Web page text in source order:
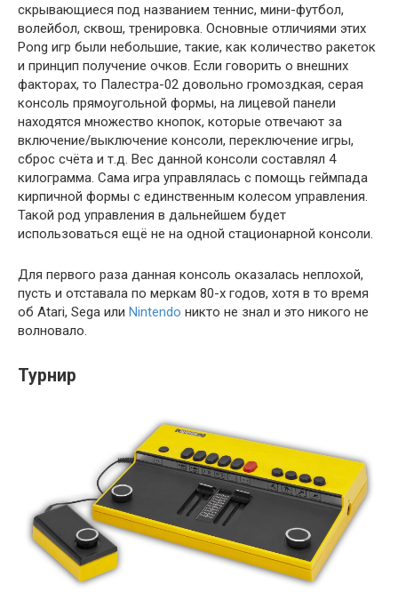
скрывающиеся под названием теннис, мини-футбол,
волейбол, сквош, тренировка. Основные отличиями этих
Pong игр были небольшие, такие, как количество ракеток
и принцип получение очков. Если говорить о внешних
факторах, то Палестра-02 довольно громоздкая, серая
консоль прямоугольной формы, на лицевой панели
находятся множество кнопок, которые отвечают за
включение/выключение консоли, переключение игры,
сброс счёта и т.д. Вес данной консоли составлял 4
килограмма. Сама игра управлялась с помощь геймпада
кирпичной формы с единственным колесом управления.
Такой род управления в дальнейшем будет
использоваться ещё не на одной стационарной консоли.
Для первого раза данная консоль оказалась неплохой,
пусть и отставала по меркам 80-х годов, хотя в то время
об Atari, Sega или Nintendo никто не знал и это никого не
волновало.
Турнир